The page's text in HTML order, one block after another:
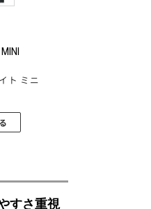
ト ミニ
すさ重視